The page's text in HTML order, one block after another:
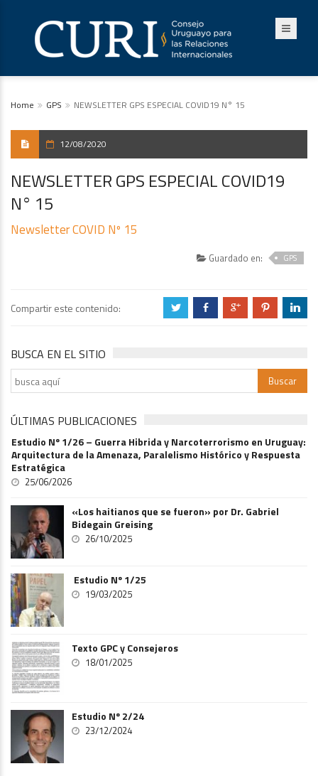
Home GPS NEWSLETTER GPS ESPECIAL COVID19 N° 15
12/08/2020
NEWSLETTER GPS ESPECIAL COVID19
N° 15
Newsletter COVID Nº 15
Guardado en: GPS
Compartir este contenido: a b c d j
BUSCA EN EL SITIO
ÚLTIMAS PUBLICACIONES
Estudio Nº 1/26 – Guerra Hibrida y Narcoterrorismo en Uruguay:
Arquitectura de la Amenaza, Paralelismo Histórico y Respuesta
Estratégica
25/06/2026
«Los haitianos que se fueron» por Dr. Gabriel
Bidegain Greising
26/10/2025
Estudio Nº 1/25
19/03/2025
Texto GPC y Consejeros
18/01/2025
Estudio Nº 2/24
23/12/2024